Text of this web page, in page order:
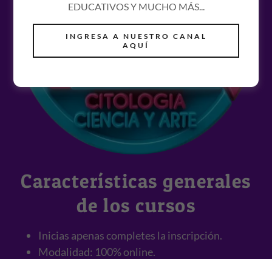
Características generales
de los cursos
Inicias apenas completes la inscripción.
Modalidad: 100% online.
EDUCATIVOS Y MUCHO MÁS...
INGRESA A NUESTRO CANAL
AQUÍ